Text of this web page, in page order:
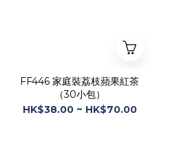
FF446 家庭裝荔枝蘋果紅茶
（30小包）
HK$38.00 ~ HK$70.00